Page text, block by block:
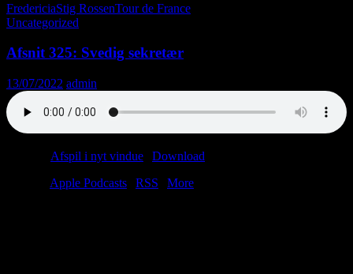
FredericiaStig RossenTour de France
Uncategorized
Afsnit 325: Svedig sekretær
13/07/2022 admin
Afspil i nyt vindue Download
Apple Podcasts RSS
More